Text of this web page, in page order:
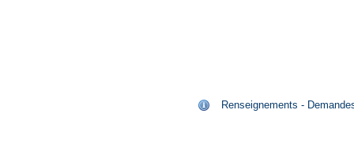
Renseignements -